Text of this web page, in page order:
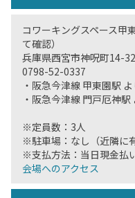
コワーキングスペース甲
て確認）
兵庫県西宮市神呪町14-32
0798-52-0337
・阪急今津線 甲東園駅
・阪急今津線 門戸厄神
※定員数：3人
※駐車場：なし（近隣に
※支払方法：当日現金払
会場へのアクセス